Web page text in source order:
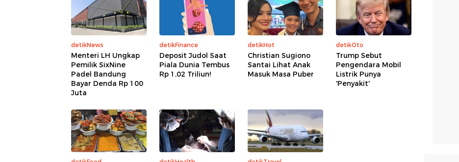
detikNews
Menteri LH Ungkap
Pemilik SixNine
Padel Bandung
Bayar Denda Rp 100
Juta
detikFinance
Deposit Judol Saat
Piala Dunia Tembus
Rp 1,02 Triliun!
detikHot
Christian Sugiono
Santai Lihat Anak
Masuk Masa Puber
detikOto
Trump Sebut
Pengendara Mobil
Listrik Punya
'Penyakit'